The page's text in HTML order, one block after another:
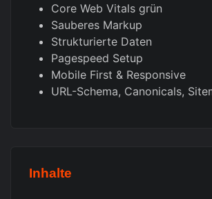
Core Web Vitals grün
Sauberes Markup
Strukturierte Daten
Pagespeed Setup
Mobile First & Responsive
URL-Schema, Canonicals,
Inhalte